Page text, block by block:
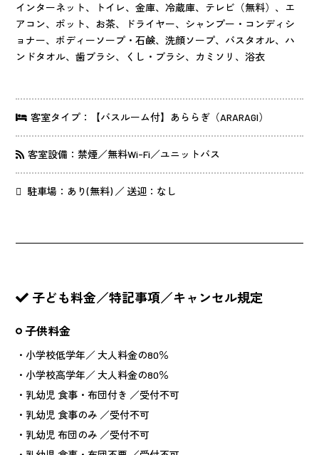
インターネット、トイレ、金庫、冷蔵庫、テレビ（無料）、エ
アコン、ポット、お茶、ドライヤー、シャンプー・コンディシ
ョナー、ボディーソープ・石鹸、洗顔ソープ、バスタオル、ハ
ンドタオル、歯ブラシ、くし・ブラシ、カミソリ、浴衣
客室タイプ：【バスルーム付】あららぎ（ARARAGI）
客室設備：禁煙／無料Wi-Fi／ユニットバス
駐車場：あり(無料) ／ 送迎：なし
子ども料金／特記事項／キャンセル規定
子供料金
・小学校低学年／ 大人料金の80％
・小学校高学年／ 大人料金の80％
・乳幼児 食事・布団付き ／受付不可
・乳幼児 食事のみ ／受付不可
・乳幼児 布団のみ ／受付不可